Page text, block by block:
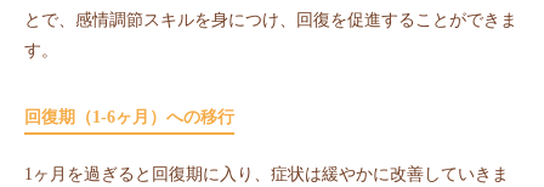
とで、感情調節スキルを身につけ、回復を促進することができま
す。
回復期（1-6ヶ月）への移行
1ヶ月を過ぎると回復期に入り、症状は緩やかに改善していきま